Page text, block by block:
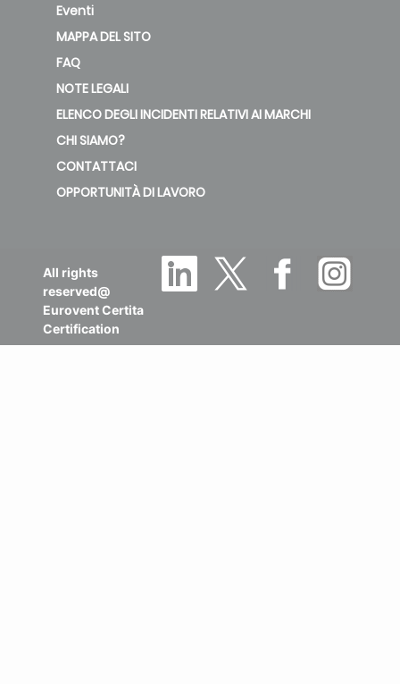
Eventi
MAPPA DEL SITO
FAQ
NOTE LEGALI
ELENCO DEGLI INCIDENTI RELATIVI AI MARCHI
CHI SIAMO?
CONTATTACI
OPPORTUNITÀ DI LAVORO
All rights
reserved@
Eurovent Certita
Certification